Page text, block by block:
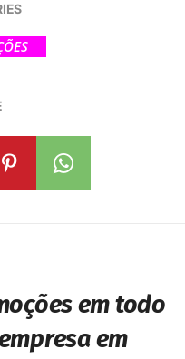
em todo
em